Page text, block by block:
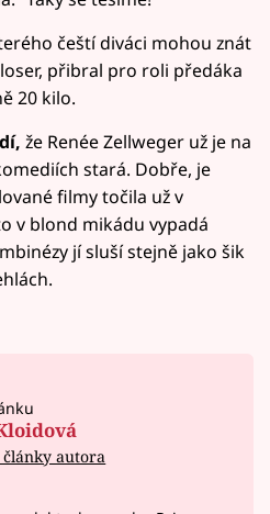
čeští diváci mohou znát
přibral pro roli předáka
20 kilo.
že Renée Zellweger už je na
stará. Dobře, je
filmy točila už v
v blond mikádu vypadá
jí sluší stejně jako šik
články autora